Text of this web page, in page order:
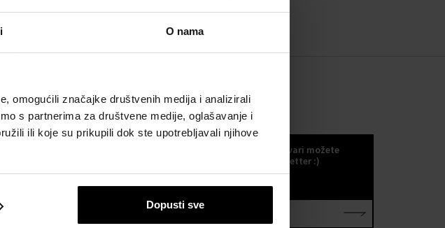
O nama
omogućili značajke društvenih medija i analizirali
s partnerima za društvene medije, oglašavanje i
ili koje su prikupili dok ste upotrebljavali njihove
Dopusti sve
KOKULETTER
Novosti, trendove i druge odlične stvari možete
primati ako se odlučite za naš kokuletter :)
E-mail*